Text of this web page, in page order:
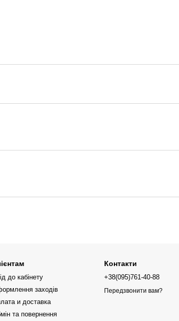
до кабінету
заходів
и доставка
та повернення
Контакти
+38(095)761-40-88
Передзвонити вам?